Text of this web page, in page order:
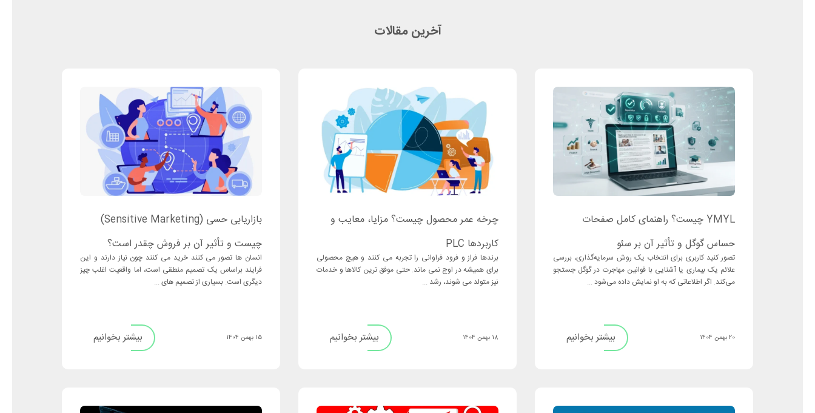
آخرین مقالات
YMYL چیست؟ راهنمای کامل صفحات
حساس گوگل و تأثیر آن بر سئو
تصور کنید کاربری برای انتخاب یک روش سرمایه‌گذاری، بررسی
علائم یک بیماری یا آشنایی با قوانین مهاجرت در گوگل جستجو
می‌کند. اگر اطلاعاتی که به او نمایش داده می‌شود ...
20 بهمن 1404 بیشتر بخوانیم
چرخه عمر محصول چیست؟ مزایا، معایب و
کاربردها PLC
برندها فراز و فرود فراوانی را تجربه می کنند و هیچ محصولی
برای همیشه در اوج نمی ‌ماند. حتی موفق ‌ترین کالاها و خدمات
نیز متولد می ‌شوند، رشد ...
18 بهمن 1404 بیشتر بخوانیم
بازاریابی حسی (Sensitive Marketing)
چیست و تأثیر آن بر فروش چقدر است؟
انسان‌ ها تصور می ‌کنند خرید می ‌کنند چون نیاز دارند و این
فرایند براساس یک تصمیم منطقی است، اما واقعیت اغلب چیز
دیگری است. بسیاری از تصمیم‌ های ...
15 بهمن 1404 بیشتر بخوانیم